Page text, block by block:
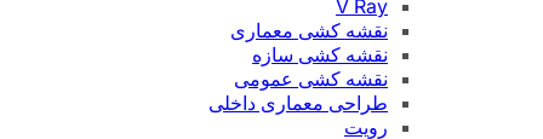
V Ray
نقشه کشی معماری
نقشه کشی سازه
نقشه کشی عمومی
طراحی معماری داخلی
رویت